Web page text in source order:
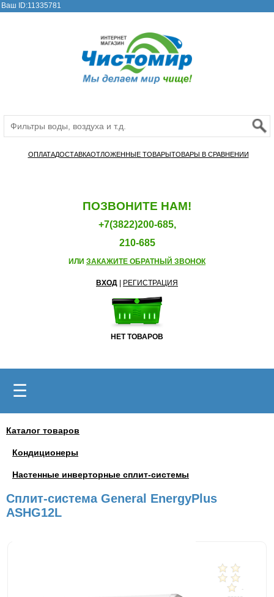
Ваш ID:11335781
ОПЛАТАДОСТАВКАОТЛОЖЕННЫЕ ТОВАРЫТОВАРЫ В СРАВНЕНИИ
ПОЗВОНИТЕ НАМ!
+7(3822)200-685,
210-685
ИЛИ ЗАКАЖИТЕ ОБРАТНЫЙ ЗВОНОК
ВХОД РЕГИСТРАЦИЯ
НЕТ ТОВАРОВ
☰
Каталог товаров
Кондиционеры
Настенные инверторные сплит-системы
Сплит-система General EnergyPlus
ASHG12L
-